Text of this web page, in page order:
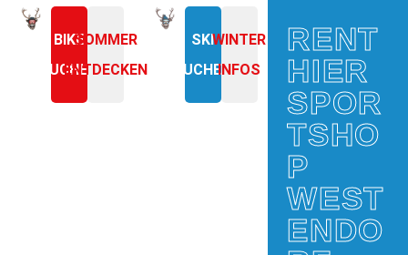
BIKE
BUCHEN
SOMMER
ENTDECKEN
SKI
BUCHEN
WINTER
INFOS
RENT
HIER
SPOR
TSHO
P
WEST
ENDO